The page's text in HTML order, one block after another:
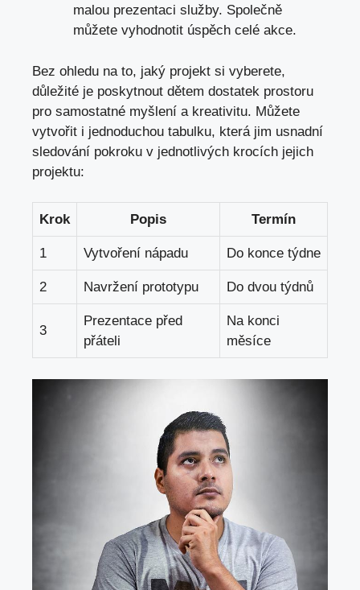
⁤malou prezentaci služby.‌ Společně
můžete vyhodnotit‌ úspěch celé akce.
Bez ohledu na to, jaký projekt si ⁣vyberete,
důležité je poskytnout dětem dostatek prostoru
pro samostatné myšlení a kreativitu. Můžete
⁤vytvořit i jednoduchou tabulku, která jim usnadní
‌sledování pokroku v jednotlivých ​krocích jejich
projektu:
Krok Popis Termín
1 Vytvoření ⁢nápadu Do konce týdne
2 Navržení⁢ prototypu Do ‍dvou týdnů
3
Prezentace před
přáteli
Na konci
měsíce